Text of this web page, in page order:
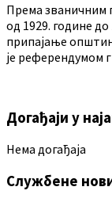
Према званичним
од 1929. године
припајање
је референдумом
Догађаји у
Нема догађаја
Службене